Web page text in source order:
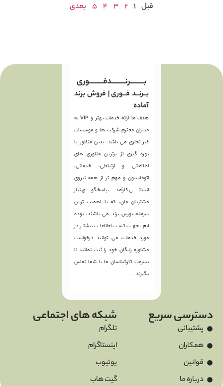
قبل 1
2
3
4
5 بعدی
بـــــــــرنـــــــــدفـــــــــوری
بــرنــد فــوری | فروش برند
آماده
هدف ما ارائه خدمات بهتر و VIP به
مدیران محترم شرکت ها و موسسات
غیر تجاری می باشد. بدین منظور با
بهره گیری از برترین فناوری های
اطلاعاتی و ارتباطی، خدماتی،
اتوماسیون و مهم تر از همه نیروی
انسانی کارآمد، پاسخگوی نیاز
مشتریان مان، که با اهمیت ترین
سرمایه بورس برند می باشند، بوده
ایم. جهت کسب اطلاعات بیشتر در
مورد خدمات، می توانید درخواست
مشاوره رایگان خود را ثبت نمائید تا
بسرعت کارشناسان ما با شما تماس
بگیرند .
دسترسی سریع
پشتیبانی
همکاران
قوانین
درباره ما
شبکه های اجتماعی
تلگرام
اینستاگرام
یوتیوب
گیت هاب